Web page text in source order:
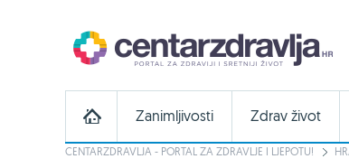
Zanimljivosti Zdrav život
CENTARZDRAVLJA - PORTAL ZA ZDRAVLJE I LJEPOTU!